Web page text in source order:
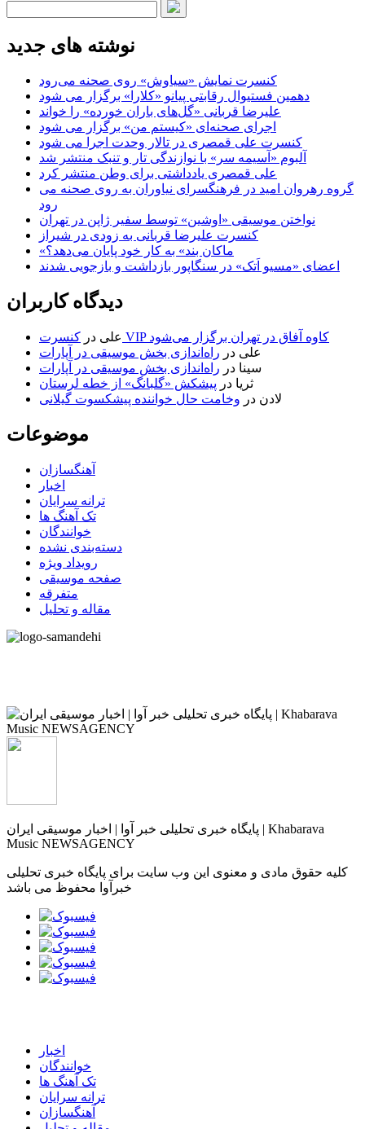
نوشته های جدید
کنسرت‌ نمایش «سیاوش» روی صحنه می‌رود
دهمین فستیوال رقابتی پیانو «کلارا» برگزار می شود
علیرضا قربانی «گل‌های باران خورده» را خواند
اجرای صحنه‌ای «کیستم من» برگزار می شود
کنسرت علی قمصری در تالار وحدت اجرا می شود
آلبوم «آسیمه سر» با نوازندگی تار و تنبک منتشر شد
علی قمصری یادداشتی برای وطن منتشر کرد
گروه رهروان امید در فرهنگسرای نیاوران به روی صحنه می
رود
نواختن موسیقی «اوشین» توسط سفیر ژاپن در تهران
کنسرت علیرضا قربانی به زودی در شیراز
«ماکان بند» به کار خود پایان می‌دهد؟
اعضای «مسیو اَتک» در سنگاپور بازداشت و بازجویی شدند
دیدگاه کاربران
علی در
کنسرت VIP کاوه آفاق در تهران برگزار می‌شود
علی در راه‌اندازی بخش موسیقی در آپارات
سینا در راه‌اندازی بخش موسیقی در آپارات
ثریا در پیشکش «گلبانگ» از خطه لرستان
لادن در وخامت حال خواننده پیشکسوت گیلانی
موضوعات
آهنگسازان
اخبار
ترانه سرایان
تک آهنگ ها
خوانندگان
دسته‌بندی نشده
رویداد ویژه
صفحه موسیقی
متفرقه
مقاله و تحلیل
پایگاه خبری تحلیلی خبر آوا | اخبار موسیقی ایران | Khabarava
Music NEWSAGENCY
کلیه حقوق مادی و معنوی این وب سایت برای پایگاه خبری تحلیلی
خبرآوا محفوظ می باشد
اخبار
خوانندگان
تک آهنگ ها
ترانه سرایان
آهنگسازان